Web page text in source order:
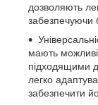
дозволяють
забезпечуючи
мають
підходящими
легко
забезпечити